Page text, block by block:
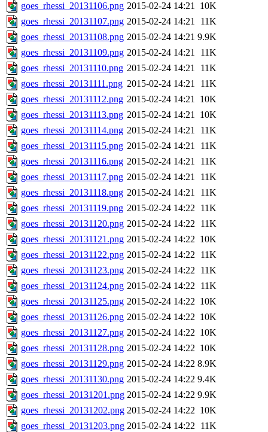
goes_rhessi_20131106.png 2015-02-24 14:21 10K
goes_rhessi_20131107.png 2015-02-24 14:21
11K
goes_rhessi_20131108.png 2015-02-24 14:21 9.9K
goes_rhessi_20131109.png 2015-02-24 14:21
11K
goes_rhessi_20131110.png 2015-02-24 14:21
11K
goes_rhessi_20131111.png 2015-02-24 14:21
11K
goes_rhessi_20131112.png 2015-02-24 14:21 10K
goes_rhessi_20131113.png 2015-02-24 14:21 10K
goes_rhessi_20131114.png 2015-02-24 14:21
11K
goes_rhessi_20131115.png 2015-02-24 14:21
11K
goes_rhessi_20131116.png 2015-02-24 14:21
11K
goes_rhessi_20131117.png 2015-02-24 14:21
11K
goes_rhessi_20131118.png 2015-02-24 14:21
11K
goes_rhessi_20131119.png 2015-02-24 14:22 11K
goes_rhessi_20131120.png 2015-02-24 14:22 11K
goes_rhessi_20131121.png 2015-02-24 14:22 10K
goes_rhessi_20131122.png 2015-02-24 14:22 11K
goes_rhessi_20131123.png 2015-02-24 14:22 11K
goes_rhessi_20131124.png 2015-02-24 14:22 11K
goes_rhessi_20131125.png 2015-02-24 14:22 10K
goes_rhessi_20131126.png 2015-02-24 14:22 10K
goes_rhessi_20131127.png 2015-02-24 14:22 10K
goes_rhessi_20131128.png 2015-02-24 14:22 10K
goes_rhessi_20131129.png 2015-02-24 14:22 8.9K
goes_rhessi_20131130.png 2015-02-24 14:22 9.4K
goes_rhessi_20131201.png 2015-02-24 14:22 9.9K
goes_rhessi_20131202.png 2015-02-24 14:22 10K
goes_rhessi_20131203.png 2015-02-24 14:22 11K